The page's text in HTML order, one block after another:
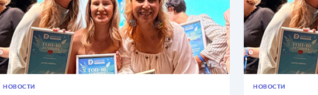
НОВОСТИ НОВОСТИ